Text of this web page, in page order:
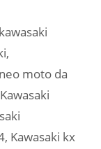
,
moto da
Kawasaki
, Kawasaki kx